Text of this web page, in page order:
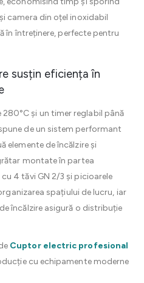
camera din oțel inoxidabil
în întreținere, perfecte pentru
susțin eficiența în
și un timer reglabil până
de un sistem performant
elemente de încălzire și
montate în partea
4 tăvi GN 2/3 și picioarele
spațiului de lucru, iar
încălzire asigură o distribuție
Cuptor electric profesional
cu echipamente moderne